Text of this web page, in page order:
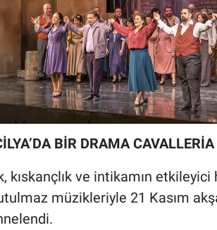
BİR DRAMA
kıskançlık ve intikamın etkileyici
müzikleriyle 21 Kasım